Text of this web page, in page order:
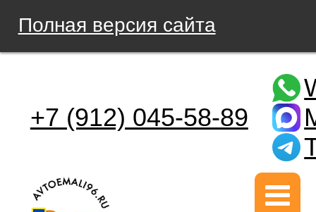
Полная версия сайта
+7 (912) 045-58-89